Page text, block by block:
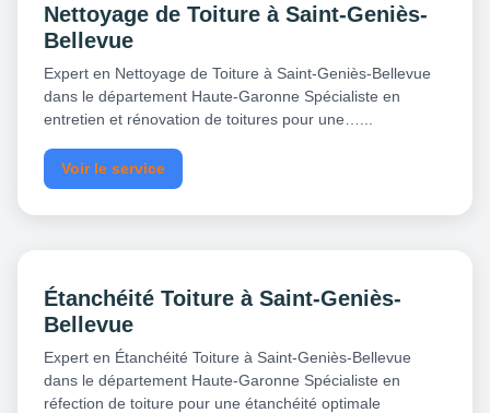
Nettoyage de Toiture à Saint-Geniès-
Bellevue
Expert en Nettoyage de Toiture à Saint-Geniès-Bellevue
dans le département Haute-Garonne Spécialiste en
entretien et rénovation de toitures pour une…...
Voir le service
Étanchéité Toiture à Saint-Geniès-
Bellevue
Expert en Étanchéité Toiture à Saint-Geniès-Bellevue
dans le département Haute-Garonne Spécialiste en
réfection de toiture pour une étanchéité optimale